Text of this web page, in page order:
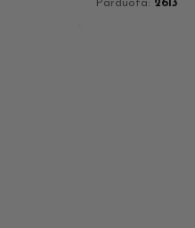
Parduota: 2613